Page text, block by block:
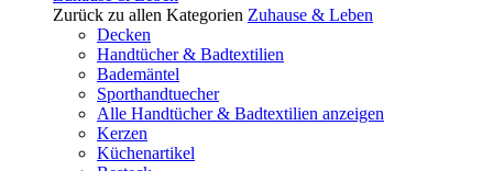
Zurück zu allen Kategorien Zuhause & Leben
Decken
Handtücher & Badtextilien
Bademäntel
Sporthandtuecher
Alle Handtücher & Badtextilien anzeigen
Kerzen
Küchenartikel